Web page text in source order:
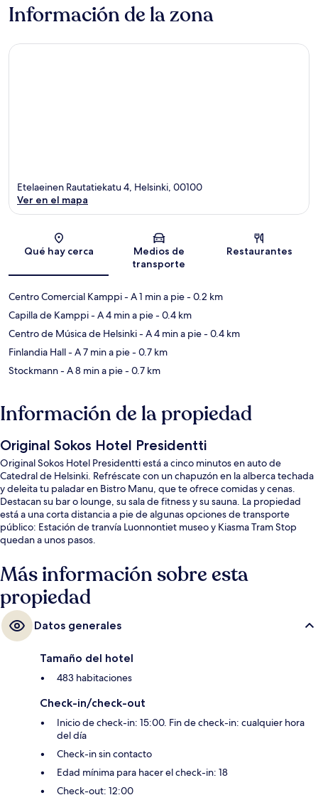
Información de la zona
Sección del mapa
Etelaeinen Rautatiekatu 4, Helsinki, 00100
Ver en el mapa
Qué hay cerca
Medios de
transporte
Restaurantes
Centro Comercial Kamppi- A 1 min a pie- 0.2 km
Capilla de Kamppi- A 4 min a pie- 0.4 km
Centro de Música de Helsinki- A 4 min a pie- 0.4 km
Finlandia Hall- A 7 min a pie- 0.7 km
Stockmann- A 8 min a pie- 0.7 km
Información de la propiedad
Original Sokos Hotel Presidentti
Original Sokos Hotel Presidentti está a cinco minutos en auto de
Catedral de Helsinki. Refréscate con un chapuzón en la alberca techada
y deleita tu paladar en Bistro Manu, que te ofrece comidas y cenas.
Destacan su bar o lounge, su sala de fitness y su sauna. La propiedad
está a una corta distancia a pie de algunas opciones de transporte
público: Estación de tranvía Luonnontiet museo y Kiasma Tram Stop
quedan a unos pasos.
Más información sobre esta
propiedad
Datos generales
Tamaño del hotel
483 habitaciones
Check-in/check-out
Inicio de check-in: 15:00. Fin de check-in: cualquier hora
del día
Check-in sin contacto
Edad mínima para hacer el check-in: 18
Check-out: 12:00